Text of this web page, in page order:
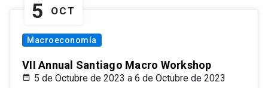
5 OCT
Macroeconomía
VII Annual Santiago Macro Workshop
5 de Octubre de 2023 a 6 de Octubre de 2023